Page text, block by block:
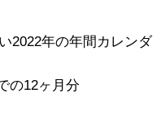
2022年の年間カレンダ
の12ヶ月分